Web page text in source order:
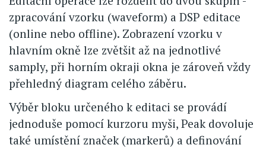
zpracování vzorku (waveform) a DSP editace
(online nebo offline). Zobrazení vzorku v
hlavním okně lze zvětšit až na jednotlivé
samply, při horním okraji okna je zároveň vždy
přehledný diagram celého záběru.
Výběr bloku určeného k editaci se provádí
jednoduše pomocí kurzoru myši, Peak dovoluje
také umístění značek (markerů) a definování